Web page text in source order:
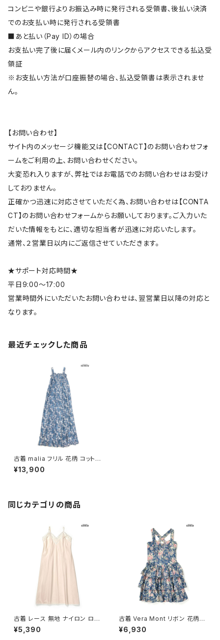
コンビニや銀行よりお振込み時に発行される受領書、後払い決済
でのお支払い時に発行される受領書
■あと払い（Pay ID）の場合
お支払い完了後に届くメール内のリンクからアクセスできる払込受
領証
※お支払い方法が口座振替の場合、払込受領書は表示されませ
ん。
【お問い合わせ】
サイト内のメッセージ機能又は【CONTACT】のお問い合わせフォ
ームをご利用の上、お問い合わせください。
大変恐れ入りますが、弊社ではお電話でのお問い合わせはお受け
しておりません。
正確かつ迅速に対応させていただく為、お問い合わせは【CONTA
CT】のお問い合わせフォームからお願いしております。ご入力いた
だいた情報をもとに、適切な担当者が迅速に対応いたします。
通常、２営業日以内にご返信させていただきます。
★サポート対応時間★
平日9:00～17:00
営業時間外にいただいたお問い合わせは、翌営業日以降の対応と
なります。
最近チェックした商品
古着 malia フリル 花柄 コットン
ロング丈 キャミソール ワンピー
ス 青 グレー (otu2504273)
¥13,900
同じカテゴリの商品
古着 レース 無地 ナイロン ロン
グ丈 キャミソール ワンピース ピ
ンク ベージュ (otu2602019)
¥5,390
古着 Vera Mont リボン 花柄
コットン100％ 膝丈 キャミソー
ル ティアード ワンピース 青 (ot
¥6,930